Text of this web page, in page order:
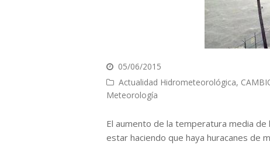
05/06/2015
Actualidad Hidrometeorológica,
Meteorología
El aumento de la temperatura media
estar haciendo que haya huracanes de